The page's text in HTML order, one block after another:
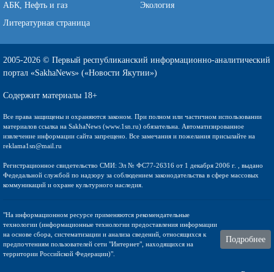
АБК, Нефть и газ
Экология
Литературная страница
2005-2026 © Первый республиканский информационно-аналитический
портал «SakhaNews» («Новости Якутии»)
Содержит материалы 18+
Все права защищены и охраняются законом. При полном или частичном использовании
материалов ссылка на SakhaNews (www.1sn.ru) обязательна. Автоматизированное
извлечение информации сайта запрещено. Все замечания и пожелания присылайте на
reklama1sn@mail.ru
Регистрационное свидетельство СМИ: Эл № ФС77-26316 от 1 декабря 2006 г. , выдано
Федедальной службой по надзору за соблюдением законодательства в сфере массовых
коммуникаций и охране культурного наследия.
"На информационном ресурсе применяются рекомендательные
технологии (информационные технологии предоставления информации
на основе сбора, систематизации и анализа сведений, относящихся к
предпочтениям пользователей сети "Интернет", находящихся на
территории Российской Федерации)".
Подробнее